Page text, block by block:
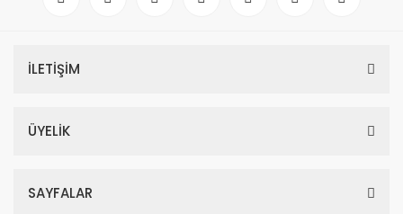
İLETİŞİM
ÜYELİK
SAYFALAR